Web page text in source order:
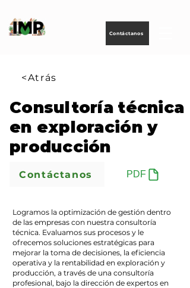
Contáctanos
<Atrás
Consultoría técnica
en exploración y
producción
Contáctanos PDF
Logramos la optimización de gestión dentro
de las empresas con nuestra consultoría
técnica. Evaluamos sus procesos y le
ofrecemos soluciones estratégicas para
mejorar la toma de decisiones, la eficiencia
operativa y la rentabilidad en exploración y
producción, a través de una consultoría
profesional, bajo la dirección de expertos en